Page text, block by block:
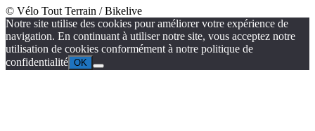
© Vélo Tout Terrain / Bikelive
Notre site utilise des cookies pour améliorer votre expérience de
navigation. En continuant à utiliser notre site, vous acceptez notre
utilisation de cookies conformément à notre politique de
confidentialité OK